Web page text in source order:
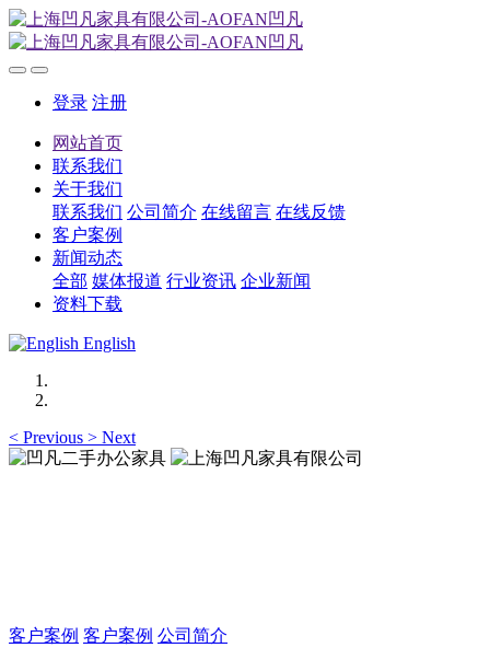
登录 注册
网站首页
联系我们
关于我们
联系我们 公司简介 在线留言 在线反馈
客户案例
新闻动态
全部 媒体报道 行业资讯 企业新闻
资料下载
English
< Previous > Next
客户案例 客户案例 公司简介